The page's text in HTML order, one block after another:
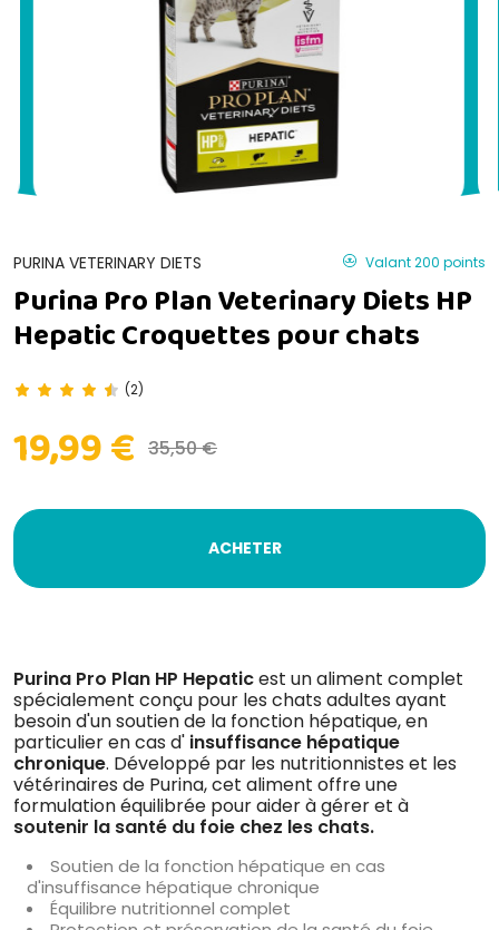
PURINA VETERINARY DIETS Valant 200 points
Purina Pro Plan Veterinary Diets HP
Hepatic Croquettes pour chats
(2)
19,99 € 35,50 €
ACHETER
Purina Pro Plan HP Hepaticest un aliment complet
spécialement conçu pour les chats adultes ayant
besoin d'un soutien de la fonction hépatique, en
particulier en cas d' insuffisance hépatique
chronique. Développé par les nutritionnistes et les
vétérinaires de Purina, cet aliment offre une
formulation équilibrée pour aider à gérer et à
soutenir la santé du foie chez les chats.
Soutien de la fonction hépatique en cas
d'insuffisance hépatique chronique
Équilibre nutritionnel complet